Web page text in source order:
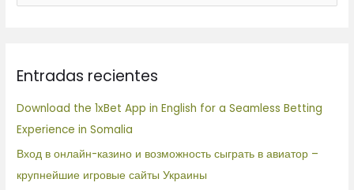
u
a
r
:
Entradas recientes
Download the 1xBet App in English for a Seamless Betting
Experience in Somalia
Вход в онлайн-казино и возможность сыграть в авиатор –
крупнейшие игровые сайты Украины